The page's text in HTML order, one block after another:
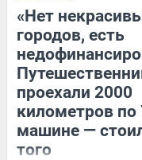
«Нет
городов, есть
проехали 2000
километров по
машине —
того